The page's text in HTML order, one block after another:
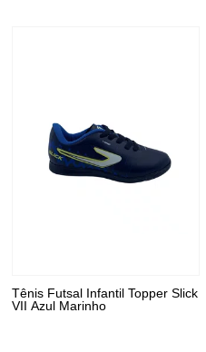
Tênis Futsal Infantil Topper Slick
VII Azul Marinho